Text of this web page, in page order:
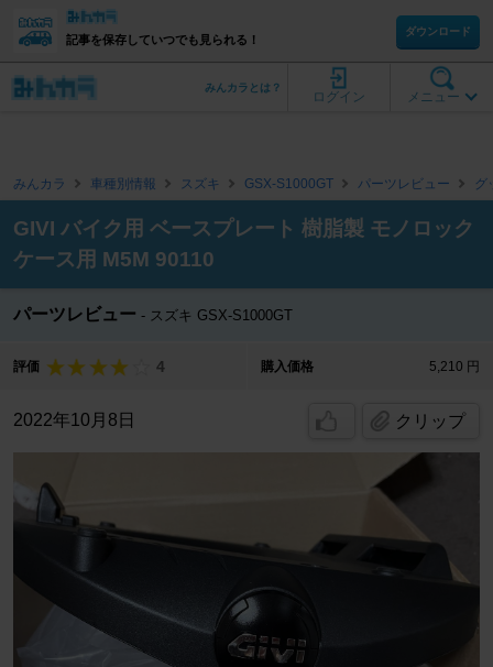
記事を保存していつでも見られる！
ダウンロード
メニュー
ログイン
みんカラとは？
みんカラ 車種別情報 スズキ GSX-S1000GT パーツレビュー グ
GIVI バイク用 ベースプレート 樹脂製 モノロック
ケース用 M5M 90110
パーツレビュー スズキ GSX-S1000GT
評価 4 購入価格 5,210 円
2022年10月8日 クリップ